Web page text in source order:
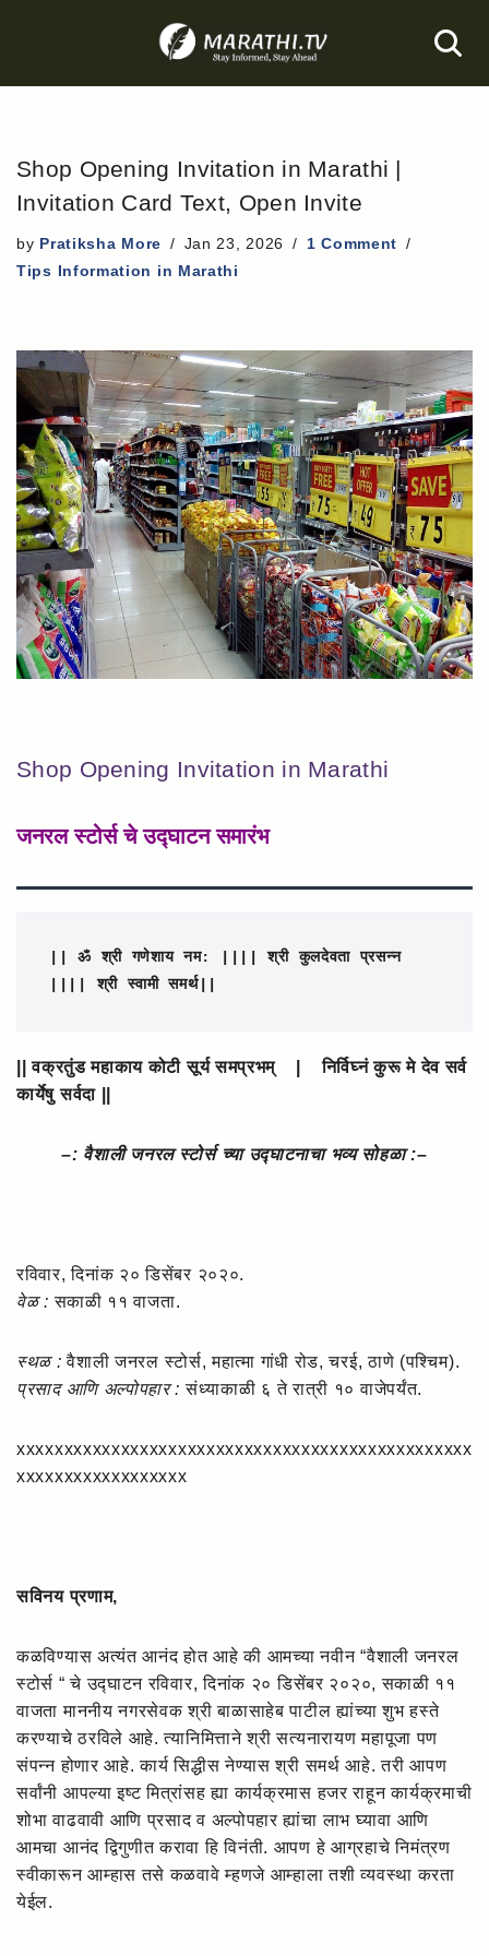
to
Shop Opening Invitation in Marathi |
Invitation Card Text, Open Invite
by Pratiksha More Jan 23, 2026
1 Comment
Tips Information in Marathi
Shop Opening Invitation in Marathi
जनरल स्टोर्स चे उद्घाटन समारंभ
|| ॐ श्री गणेशाय नम: ||
|| श्री कुलदेवता प्रसन्न
|| श्री स्वामी समर्थ||
|| वक्रतुंड महाकाय कोटी सूर्य समप्रभम् | निर्विघ्नं कुरू मे देव सर्व
कार्येषु सर्वदा ||
–: वैशाली जनरल स्टोर्स च्या उद्घाटनाचा भव्य सोहळा :–
रविवार, दिनांक २० डिसेंबर २०२०.
वेळ :सकाळी ११ वाजता.
स्थळ :वैशाली जनरल स्टोर्स, महात्मा गांधी रोड, चरई, ठाणे (पश्चिम).
प्रसाद आणि अल्पोपहार :संध्याकाळी ६ ते रात्री १० वाजेपर्यंत.
xxxxxxxxxxxxxxxxxxxxxxxxxxxxxxxxxxxxxxxxxxxxxxxx
xxxxxxxxxxxxxxxxxx
सविनय प्रणाम,
कळविण्यास अत्यंत आनंद होत आहे की आमच्या नवीन “वैशाली जनरल
स्टोर्स “ चे उद्घाटन रविवार, दिनांक २० डिसेंबर २०२०, सकाळी ११
वाजता माननीय नगरसेवक श्री बाळासाहेब पाटील ह्यांच्या शुभ हस्ते
करण्याचे ठरविले आहे. त्यानिमित्ताने श्री सत्यनारायण महापूजा पण
संपन्न होणार आहे. कार्य सिद्धीस नेण्यास श्री समर्थ आहे. तरी आपण
सर्वांनी आपल्या इष्ट मित्रांसह ह्या कार्यक्रमास हजर राहून कार्यक्रमाची
शोभा वाढवावी आणि प्रसाद व अल्पोपहार ह्यांचा लाभ घ्यावा आणि
आमचा आनंद द्विगुणीत करावा हि विनंती. आपण हे आग्रहाचे निमंत्रण
स्वीकारून आम्हास तसे कळवावे म्हणजे आम्हाला तशी व्यवस्था करता
येईल.